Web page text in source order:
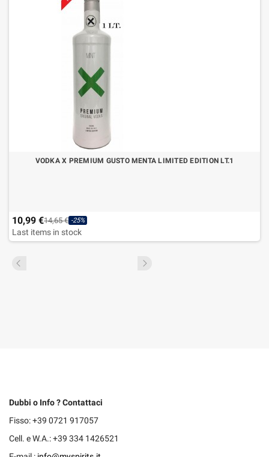
VODKA X PREMIUM GUSTO MENTA LIMITED EDITION LT.1
10,99 €14,65 € -25%
Last items in stock
Dubbi o Info ? Contattaci
Fisso: +39 0721 917057
Cell. e W.A.: +39 334 1426521